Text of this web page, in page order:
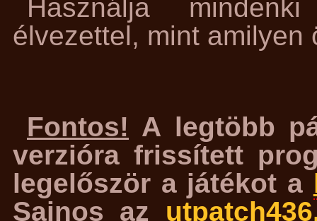
Használja
élvezettel, mint amilyen
Fontos! A legtöbb
verzióra frissített
legelőször a játékot a
Sajnos az